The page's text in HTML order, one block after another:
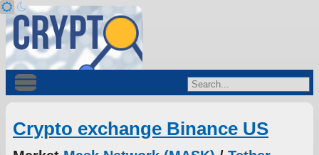
Crypto exchange Binance US